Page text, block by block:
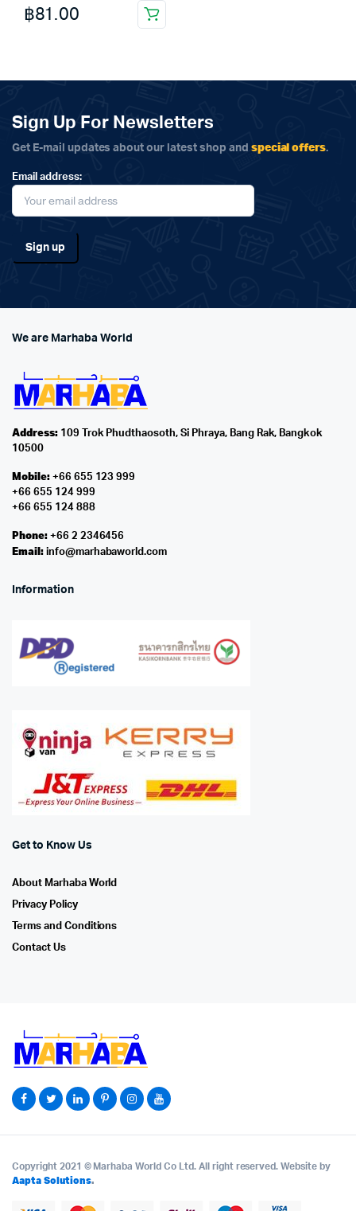
฿81.00
Sign Up For Newsletters
Get E-mail updates about our latest shop and special offers.
Email address:
We are Marhaba World
Address:109 Trok Phudthaosoth, Si Phraya, Bang Rak, Bangkok
10500
Mobile:+66 655 123 999
+66 655 124 999
+66 655 124 888
Phone:+66 2 2346456
Email: info@marhabaworld.com
Information
Get to Know Us
About Marhaba World
Privacy Policy
Terms and Conditions
Contact Us
Copyright 2021 © Marhaba World Co Ltd. All right reserved. Website by
Aapta Solutions.